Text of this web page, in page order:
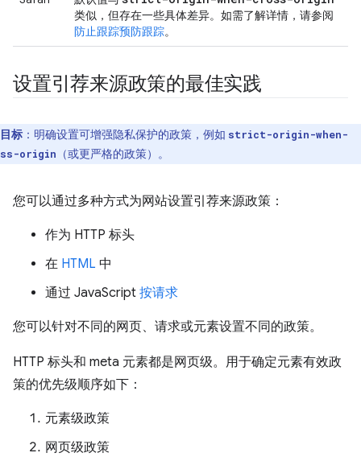
类似，但存在一些具体差异。如需了解详情，请参阅
防止跟踪预防跟踪。
设置引荐来源政策的最佳实践
目标 ：明确设置可增强隐私保护的政策，例如 strict-origin-when-
origin
（或更严格的政策）。
您可以通过多种方式为网站设置引荐来源政策：
作为 HTTP 标头
在 HTML 中
通过 JavaScript 按请求
您可以针对不同的网页、请求或元素设置不同的政策。
HTTP 标头和 meta 元素都是网页级。用于确定元素有效政
策的优先级顺序如下：
元素级政策
网页级政策